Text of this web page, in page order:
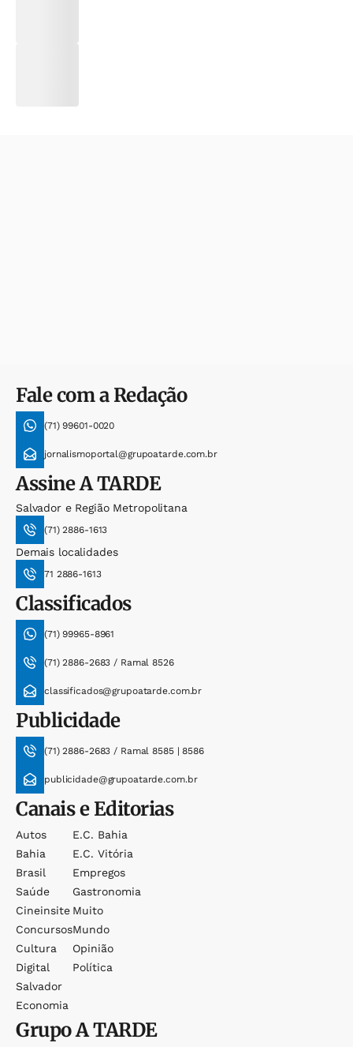
Fale com a Redação
(71) 99601-0020
jornalismoportal@grupoatarde.com.br
AssineA TARDE
Salvador e Região Metropolitana
(71) 2886-1613
Demais localidades
71 2886-1613
Classificados
(71) 99965-8961
(71) 2886-2683 / Ramal 8526
classificados@grupoatarde.com.br
Publicidade
(71) 2886-2683 / Ramal 8585 | 8586
publicidade@grupoatarde.com.br
Canais e Editorias
Autos
Bahia
Brasil
Saúde
Cineinsite
Concursos
Cultura
Digital
Salvador
Economia
E.c. Bahia
E.c. Vitória
Empregos
Gastronomia
Muito
Mundo
Opinião
Política
GrupoA TARDE